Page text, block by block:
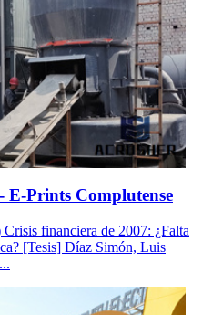
Prints Complutense
financiera de 2007: ¿Falta
[Tesis] Díaz Simón, Luis